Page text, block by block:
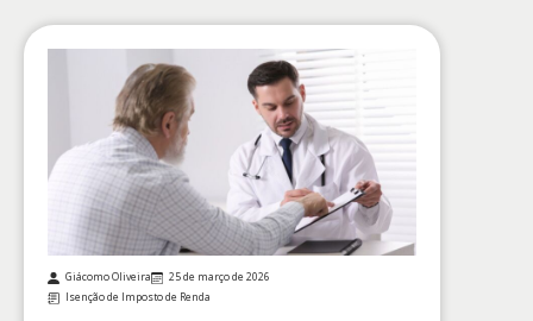
Giácomo Oliveira
25 de março de 2026
Isenção de Imposto de Renda